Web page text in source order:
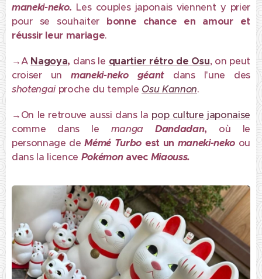
maneki-neko. Les couples japonais viennent y prier
pour se souhaiter bonne chance en amour et
réussir leur mariage.
→A Nagoya, dans le quartier rétro de Osu, on peut
croiser unmaneki-neko géantdans l'une des
shotengai proche du temple Osu Kannon.
→On le retrouve aussi dans la pop culture japonaise
comme dans le mangaDandadan, où le
personnage deMémé Turbo est un maneki-nekoou
dans la licence Pokémon avecMiaouss.